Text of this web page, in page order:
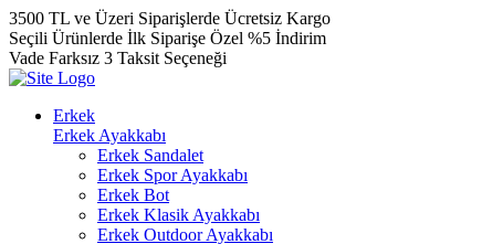
3500 TL ve Üzeri Siparişlerde Ücretsiz Kargo
Seçili Ürünlerde İlk Siparişe Özel %5 İndirim
Vade Farksız 3 Taksit Seçeneği
Erkek
Erkek Ayakkabı
Erkek Sandalet
Erkek Spor Ayakkabı
Erkek Bot
Erkek Klasik Ayakkabı
Erkek Outdoor Ayakkabı